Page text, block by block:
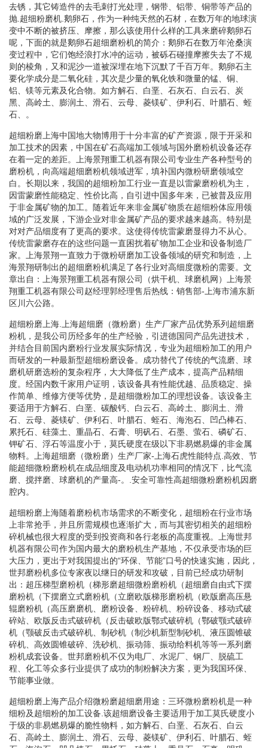
去锈，其它铸造件的去毛刺打光处理，钢带、铝带、铜带等产品的
抛.超细粉磨机.鹅卵石，作为一种纯天然的石材，在数万年的地球演
变中不断的被挤压、摩擦，那么该使用什么样的工具来磨碎鹅卵石
呢，下面的就是鹅卵石超细磨粉机的简介：鹅卵石在数万年沧桑演
变过程中，它们饱经浪打水冲的运动，被砾石碰撞摩擦失去了不规
则的棱角，又和泥沙一道被深埋在地下沉默了千百万年。鹅卵石主
要化学成分是二氧化硅，其次是少量的氧化铁和微量的锰、铜、
铝、镁等元素及化合物。如方解石、白垩、石灰石、白云石、炭
黑、高岭土、膨润土、滑石、云母、菱镁矿、伊利石、叶腊石、蛭
石、。
超细粉磨上海中国地大物博用于十分丰富的矿产资源，限于开采和
加工技术的因素，中国在矿石高端加工领域与国外磨粉机设备还存
在着一定的差距。上海景翔重工机器有限公司专业生产各种型号的
磨粉机，向高端超细磨粉机领域进军，填补国内微粉研磨领域空
白。长期以来，我国的超细粉加工行业一直是以雷蒙磨粉机为主，
因雷蒙磨性能稳定、性价比高，自引进中国多年来，已被普及应用
于非金属矿物的加工。随着近年来非金属矿物质在超细粉体应用领
域的广泛发展，下游企业对非金属矿产品的要求越来越高。特别是
对对产品细度有了更高的要求。这使得传统雷蒙磨显得力不从心。
传统雷蒙磨存在的这些问题一直困扰着矿物加工企业和设备制造厂
家。上海景翔一直致力于微粉研磨加工设备领域的研究和制造，上
海景翔研制出的超细磨粉机满足了各行业对高细度微粉的需要。文
章出自：上海景翔重工机器有限公司（烘干机、球磨机网）上海景
翔重工机器有限公司赵经理郭经理售后热线：销售部-上海市浦东新
区川六公路。
超细粉磨上海.上海超细磨（微粉磨）生产厂家产品优势系列超细磨
粉机，是我公司历经多年的生产经验，引进德国同产品先进技术，
并结合目前国内磨粉行业发展实际情况，专业为超细粉加工的用户
而研发的一种最新型超细粉磨设备。成功替代了传统的气流磨、球
磨机研磨选粉的复杂程序，大大降低了生产成本，提高产品精细
度。经国内数千家用户证明，该设备具有性能优越、品质稳定、操
作简单、维修方便等优势，是超细微粉加工的理想设备。该设备主
要适用于方解石、白垩、碳酸钙、白云石、高岭土、膨润土、滑
石、云母、菱镁矿、伊利石、叶腊石、蛭石、海泡石、凹凸棒石、
累托石、硅藻土、重晶石、石膏、明矾石、石墨、萤石、磷矿石、
钾矿石、浮石等温度小于，莫氏硬度在级以下非易燃易爆的非金属
物料。上海超细磨（微粉磨）生产厂家-上海石虎性能特点.高效、节
能超细微粉磨粉机在成品细度及电动机功率相同的情况下，比气流
磨、搅拌磨、球磨机的产量高-。.安全可靠性高超细微粉磨粉机因磨
腔内。
超细粉磨上海随着磨粉机市场需求的不断变化，超细粉在行业市场
上非常抢手，并且所需规模也逐渐扩大，而与其密切相关的超细粉
碎机械也很大程度的受到投资商和各行老板的高度重视。上海世邦
机器有限公司作为国内最大的磨粉机生产基地，不仅承受市场的巨
大压力，更出于对我国提出的“环保、节能”口号的快速实施，因此，
世邦磨粉机多位专家夜以继日的研发和攻破，目前已经成功研制
出：超压梯型磨粉机（梯形磨超细微粉磨粉机（超细磨自由式下摆
磨粉机（下摆磨立式磨粉机（立磨欧版梯形磨粉机（欧版磨高压悬
辊磨粉机（高压磨磨机、磨粉设备、粉碎机、粉碎设备、移动式破
碎站、欧版反击式破碎机（反击破欧版鄂式破碎机（鄂破颚式破碎
机（颚破反击式破碎机、制砂机（制沙机新型制砂机、液压圆锥破
碎机、高效圆锥破碎、洗砂机、振动筛、振动给料机等等一系列磨
粉机成套设备。世邦磨粉机不仅为电厂、水泥厂、钢厂、脱硫工
程、化工等众多行业提供了成功的制粉解决方案，更为我国环保、
节能事业做。
超细粉磨上海产品介绍微粉磨超细磨用途：三环微粉磨粉机是一种
细粉及超细粉的加工设备.该超细磨设备主要适用于加工莫氏硬度小
于级的非易燃易爆的脆性物料，如方解石、白垩、石灰石、白云
石、高岭土、膨润土、滑石、云母、菱镁矿、伊利石、叶腊石、蛭